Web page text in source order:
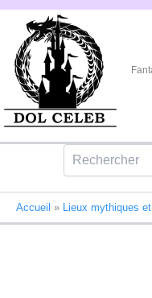
Aller
contenu
Rechercher
Accueil » Lieux mythiques